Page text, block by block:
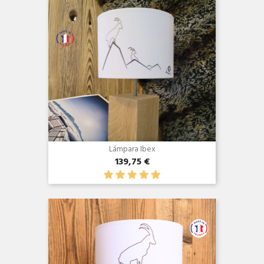
Lámpara Ibex
139,75 €
Vista rápida